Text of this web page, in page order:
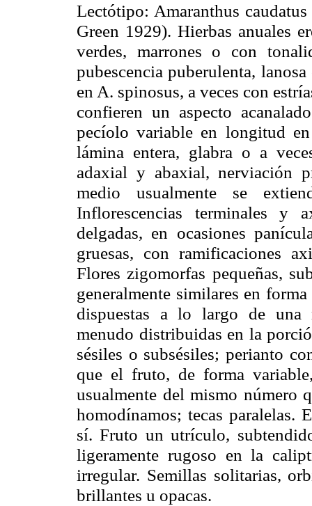
Lectótipo: Amaranthus
Green 1929). Hierbas anuales
verdes, marrones o con
pubescencia puberulenta,
en A. spinosus, a veces con
confieren un aspecto
pecíolo variable en longitud
lámina entera, glabra o a
adaxial y abaxial, nerviación
medio usualmente se
Inflorescencias terminales y
delgadas, en ocasiones
gruesas, con ramificaciones
Flores zigomorfas pequeñas,
generalmente similares en
dispuestas a lo largo de una
menudo distribuidas en la
sésiles o subsésiles; perianto
que el fruto, de forma
usualmente del mismo número
homodínamos; tecas paralelas.
sí. Fruto un utrículo,
ligeramente rugoso en la
irregular. Semillas solitarias,
brillantes u opacas.